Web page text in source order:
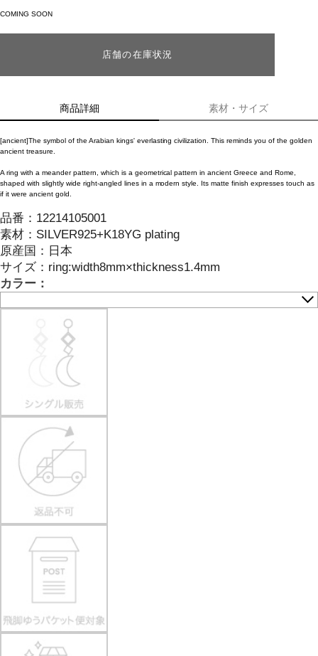
COMING SOON
店舗の在庫状況
商品詳細 素材・サイズ
[ancient]The symbol of the Arabian kings' everlasting civilization. This reminds you of the golden
ancient treasure.
A ring with a meander pattern, which is a geometrical pattern in ancient Greece and Rome,
shaped with slightly wide right-angled lines in a modern style. Its matte finish expresses touch as
if it were ancient gold.
品番： 12214105001
素材： SILVER925+K18YG plating
原産国： 日本
サイズ： ring:width8mm×thickness1.4mm
カラー：